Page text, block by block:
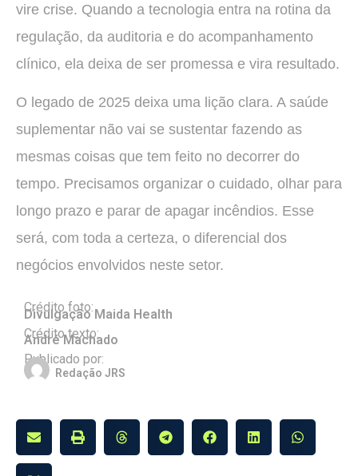
vire crise. Quando a tecnologia entra na rotina da
regulação, da auditoria e do acompanhamento
clínico, ela deixa de ser promessa e vira resultado.
O legado de 2025 deixa uma lição clara. A saúde
suplementar não vai se sustentar fazendo as
mesmas coisas que tem feito no decorrer do
tempo. Precisamos organizar o cuidado, olhar para
longo prazo e parar de apagar incêndios. Esse
será, com toda a certeza, o diferencial dos
negócios envolvidos neste setor.
Crédito foto:
Divulgação Maida Health
Crédito texto:
André Machado
Publicado por:
Redação JRS